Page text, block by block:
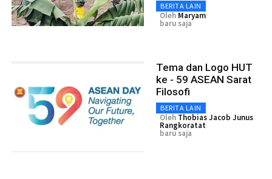
BERITA LAIN
Oleh Maryam
baru saja
Tema dan Logo HUT
ke - 59 ASEAN Sarat
Filosofi
BERITA LAIN
Oleh Thobias Jacob Junus
Rangkoratat
baru saja